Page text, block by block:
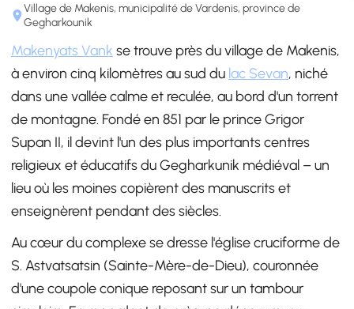
Village de Makenis, municipalité de Vardenis, province de
Gegharkounik
Makenyats Vank se trouve près du village de Makenis,
à environ cinq kilomètres au sud du lac Sevan, niché
dans une vallée calme et reculée, au bord d'un torrent
de montagne. Fondé en 851 par le prince Grigor
Supan II, il devint l'un des plus importants centres
religieux et éducatifs du Gegharkunik médiéval – un
lieu où les moines copièrent des manuscrits et
enseignèrent pendant des siècles.
Au cœur du complexe se dresse l'église cruciforme de
S. Astvatsatsin (Sainte-Mère-de-Dieu), couronnée
d'une coupole conique reposant sur un tambour